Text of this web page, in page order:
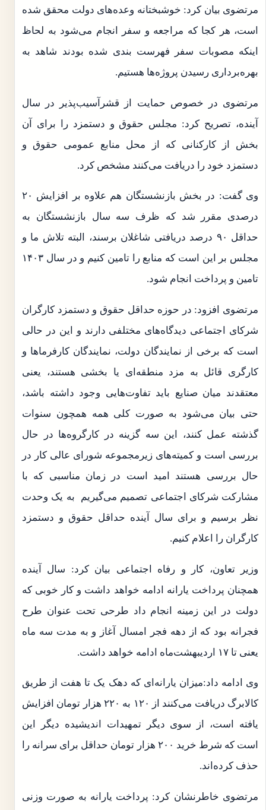
مرتضوی بیان کرد: خوشبختانه وعده‌های دولت محقق شده
است، هر کجا که مراجعه و سفر انجام می‌شود به لحاظ
اینکه مصوبات سفر فهرست بندی شده بودند شاهد به
بهره‌برداری رسیدن پروژه‌ها هستیم.
مرتضوی در خصوص حمایت از قشرآسیب‌پذیر در سال
آینده، تصریح کرد: مجلس حقوق و دستمزد را برای آن
بخش از کارکنانی که از محل منابع عمومی حقوق و
دستمزد خود را دریافت می‌کنند مشخص کرد.
وی گفت: در بخش بازنشستگان هم علاوه بر افزایش ۲۰
درصدی مقرر شد که ظرف سه سال بازنشستگان به
حداقل ۹۰ درصد دریافتی شاغلان برسند، البته تلاش ما و
مجلس بر این است که منابع را تامین کنیم و در سال ۱۴۰۳
تامین و پرداخت انجام شود.
مرتضوی افزود: در حوزه حداقل حقوق و دستمزد کارگران
شرکای اجتماعی دیدگاه‌های مختلفی دارند و این در حالی
است که برخی از نمایندگان دولت، نمایندگان کارفرماها و
کارگری قائل به مزد منطقه‌ای یا بخشی هستند، یعنی
معتقدند میان صنایع باید تفاوت‌هایی وجود داشته باشد،
حتی بیان می‌شود به صورت کلی همه همچون سنوات
گذشته عمل کنند، این سه گزینه در کارگروه‌ها در حال
بررسی است و کمیته‌های زیرمجموعه شورای عالی کار در
حال بررسی هستند امید است در زمان مناسبی که با
مشارکت شرکای اجتماعی تصمیم می‌گیریم به یک وحدت
نظر برسیم و برای سال آینده حداقل حقوق و دستمزد
کارگران را اعلام کنیم.
وزیر تعاون، کار و رفاه اجتماعی بیان کرد: سال آینده
همچنان پرداخت یارانه ادامه خواهد داشت و کار خوبی که
دولت در این زمینه انجام داد طرحی تحت عنوان طرح
فجرانه بود که از دهه فجر امسال آغاز و به مدت سه ماه
یعنی تا ۱۷ اردیبهشت‌ماه ادامه خواهد داشت.
وی ادامه داد:میزان یارانه‌ای که دهک یک تا هفت از طریق
کالابرگ دریافت می‌کنند از ۱۲۰ به ۲۲۰ هزار تومان افزایش
یافته است، از سوی دیگر تمهیدات اندیشیده دیگر این
است که شرط خرید ۲۰۰ هزار تومان حداقل برای سرانه را
حذف کرده‌اند.
مرتضوی خاطرنشان کرد: پرداخت یارانه به صورت وزنی